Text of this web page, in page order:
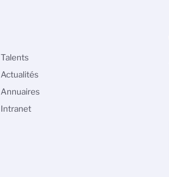
Talents
Actualités
Annuaires
Intranet